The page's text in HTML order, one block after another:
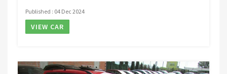
Published : 04 Dec 2024
VIEW CAR